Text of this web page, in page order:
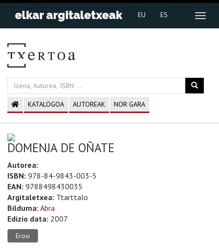
EU ES
KATALOGOA AUTOREAK NOR GARA
DOMENJA DE OÑATE
Autorea:
ISBN: 978-84-9843-003-5
EAN: 9788498430035
Argitaletxea: Ttarttalo
Bilduma: Abra
Edizio data: 2007
Erosi